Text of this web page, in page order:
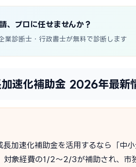
、プロに任せませんか？
業診断士・行政書士が無料で診断します
加速化補助金 2026年最新
長加速化補助金を活用するなら「中
対象経費の1/2〜2/3が補助され、市